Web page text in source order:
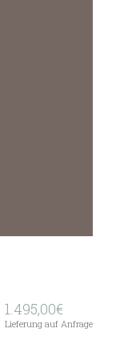
1.495,00€
Lieferung auf Anfrage